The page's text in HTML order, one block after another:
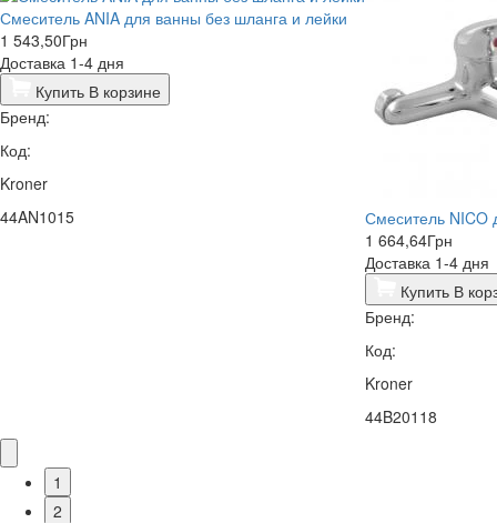
Смеситель ANIA для ванны без шланга и лейки
1 543,50Грн
Доставка 1-4 дня
Купить В корзине
Бренд:
Код:
Kroner
44AN1015
Смеситель NICO
1 664,64Грн
Доставка 1-4 дня
Купить В
Бренд:
Код:
Kroner
44B20118
1
2